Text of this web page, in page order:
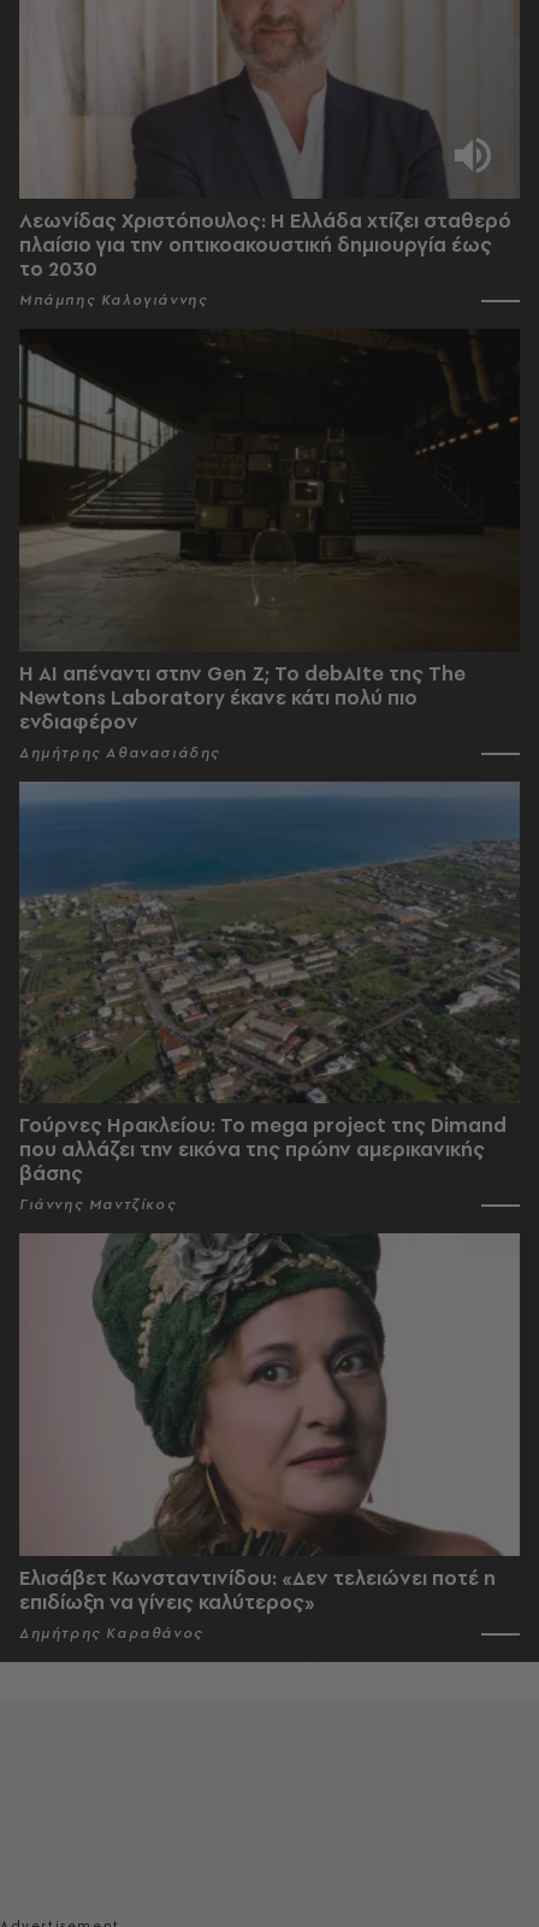
Λεωνίδας Χριστόπουλος: Η Ελλάδα χτίζει σταθερό
πλαίσιο για την οπτικοακουστική δημιουργία έως
το 2030
Μπάμπης Καλογιάννης
Η AI απέναντι στην Gen Z; Το debAIte της The
Newtons Laboratory έκανε κάτι πολύ πιο
ενδιαφέρον
Δημήτρης Αθανασιάδης
Γούρνες Ηρακλείου: To mega project της Dimand
που αλλάζει την εικόνα της πρώην αμερικανικής
βάσης
Γιάννης Μαντζίκος
Ελισάβετ Κωνσταντινίδου: «Δεν τελειώνει ποτέ η
επιδίωξη να γίνεις καλύτερος»
Δημήτρης Καραθάνος